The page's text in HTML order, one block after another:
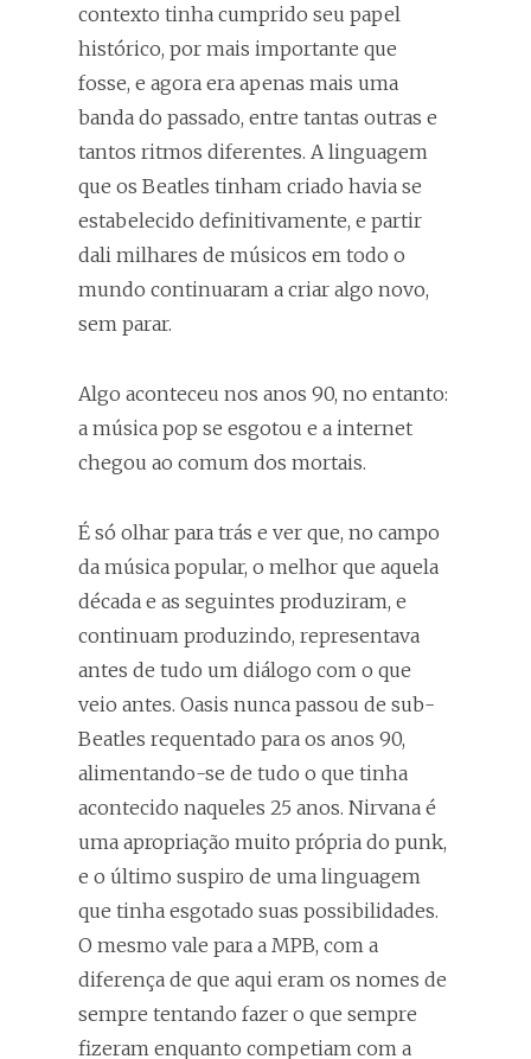
contexto tinha cumprido seu papel
histórico, por mais importante que
fosse, e agora era apenas mais uma
banda do passado, entre tantas outras e
tantos ritmos diferentes. A linguagem
que os Beatles tinham criado havia se
estabelecido definitivamente, e partir
dali milhares de músicos em todo o
mundo continuaram a criar algo novo,
sem parar.
Algo aconteceu nos anos 90, no entanto:
a música pop se esgotou e a internet
chegou ao comum dos mortais.
É só olhar para trás e ver que, no campo
da música popular, o melhor que aquela
década e as seguintes produziram, e
continuam produzindo, representava
antes de tudo um diálogo com o que
veio antes. Oasis nunca passou de sub-
Beatles requentado para os anos 90,
alimentando-se de tudo o que tinha
acontecido naqueles 25 anos. Nirvana é
uma apropriação muito própria do punk,
e o último suspiro de uma linguagem
que tinha esgotado suas possibilidades.
O mesmo vale para a MPB, com a
diferença de que aqui eram os nomes de
sempre tentando fazer o que sempre
fizeram enquanto competiam com a